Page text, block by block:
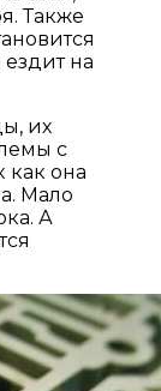
Также
ездит на
их
с
как она
Мало
А